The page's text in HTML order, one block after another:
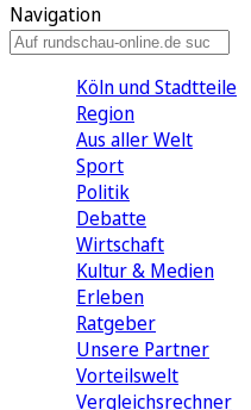
Navigation
Köln und Stadtteile
Region
Aus aller Welt
Sport
Politik
Debatte
Wirtschaft
Kultur & Medien
Erleben
Ratgeber
Unsere Partner
Vorteilswelt
Vergleichsrechner